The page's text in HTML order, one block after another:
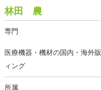
林田 農
専門
医療機器・機材の国内・海外
ィング
所属